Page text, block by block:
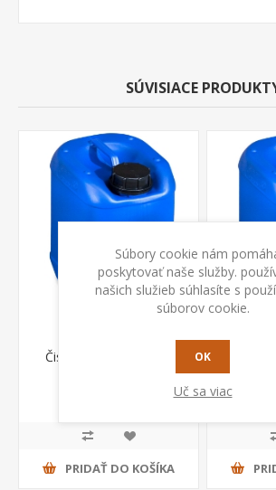
SÚVISIACE
Čistiaca kvapalina pre
nerezových zvarov Clean
PRIDAŤ DO KOŠÍKA
Súbory cookie nám
poskytovať naše služby.
našich služieb súhlasíte s
súborov cookie.
OK
Uč sa viac